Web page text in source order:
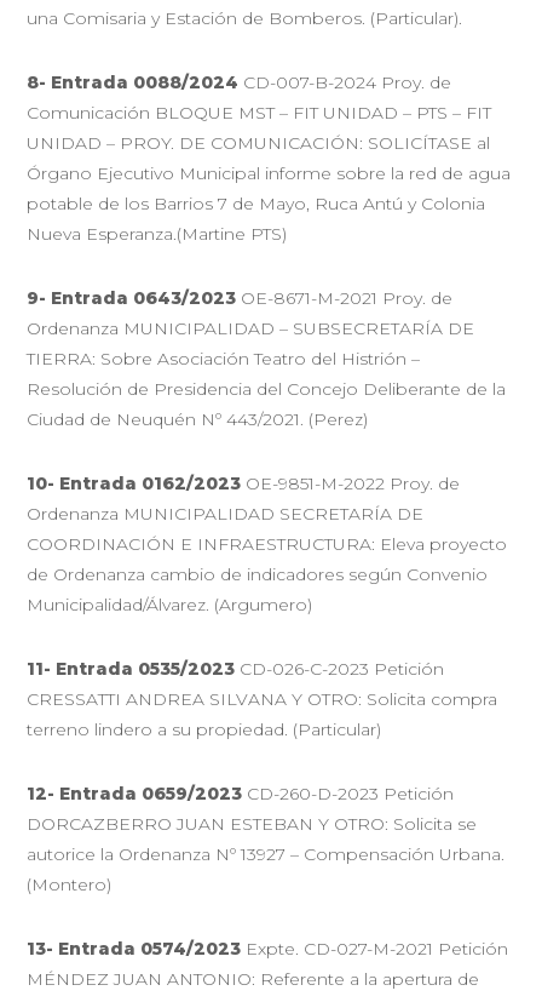
una Comisaria y Estación de Bomberos. (Particular).
8- Entrada 0088/2024 CD-007-B-2024 Proy. de
Comunicación BLOQUE MST – FIT UNIDAD – PTS – FIT
UNIDAD – PROY. DE COMUNICACIÓN: SOLICÍTASE al
Órgano Ejecutivo Municipal informe sobre la red de agua
potable de los Barrios 7 de Mayo, Ruca Antú y Colonia
Nueva Esperanza.(Martine PTS)
9- Entrada 0643/2023 OE-8671-M-2021 Proy. de
Ordenanza MUNICIPALIDAD – SUBSECRETARÍA DE
TIERRA: Sobre Asociación Teatro del Histrión –
Resolución de Presidencia del Concejo Deliberante de la
Ciudad de Neuquén Nº 443/2021. (Perez)
10- Entrada 0162/2023 OE-9851-M-2022 Proy. de
Ordenanza MUNICIPALIDAD SECRETARÍA DE
COORDINACIÓN E INFRAESTRUCTURA: Eleva proyecto
de Ordenanza cambio de indicadores según Convenio
Municipalidad/Álvarez. (Argumero)
11- Entrada 0535/2023 CD-026-C-2023 Petición
CRESSATTI ANDREA SILVANA Y OTRO: Solicita compra
terreno lindero a su propiedad. (Particular)
12- Entrada 0659/2023 CD-260-D-2023 Petición
DORCAZBERRO JUAN ESTEBAN Y OTRO: Solicita se
autorice la Ordenanza Nº 13927 – Compensación Urbana.
(Montero)
13- Entrada 0574/2023 Expte. CD-027-M-2021 Petición
MÉNDEZ JUAN ANTONIO: Referente a la apertura de